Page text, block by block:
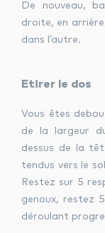
De nouveau,
droite, en
dans l’autre.
Etirer le dos
Vous êtes
de la largeur
dessus de la
tendus vers le
Restez sur 5
genoux, restez
déroulant